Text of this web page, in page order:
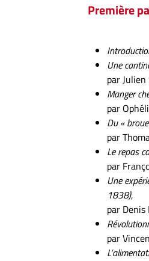
Première
Une
par
Manger
par
Du «
par
Le repas
par
Une
1838),
par Denis
par